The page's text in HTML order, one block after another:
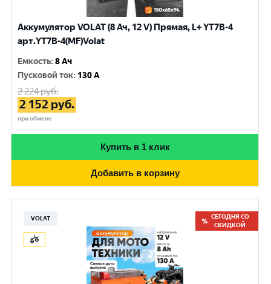
Аккумулятор VOLAT (8 Ач, 12 V) Прямая, L+ YT7B-4
арт.YT7B-4(MF)Volat
Емкость:8 Ач
Пусковой ток: 130 A
2 224руб.
2 152 руб.
при обмене
Купить в 1 клик
Добавить в корзину
VOLAT
СЕГОДНЯ СО
СКИДКОЙ